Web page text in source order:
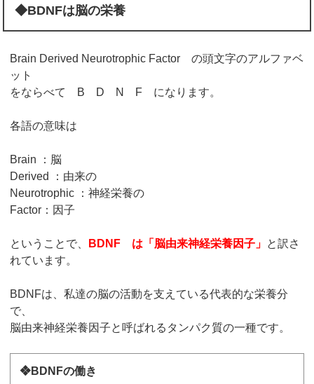
◆BDNFは脳の栄養
Brain Derived Neurotrophic Factor の頭文字のアルファベ
ット
をならべて B D N F になります。
各語の意味は
Brain ：脳
Derived ：由来の
Neurotrophic ：神経栄養の
Factor：因子
ということで、 BDNF は「脳由来神経栄養因子」 と訳さ
れています。
BDNFは、私達の脳の活動を支えている代表的な栄養分
で、
脳由来神経栄養因子と呼ばれるタンパク質の一種です。
❖BDNFの働き